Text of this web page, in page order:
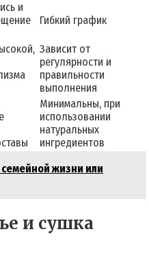
и
Гибкий график
Зависит от
регулярности и
правильности
выполнения
Минимальны, при
использовании
натуральных
ингредиентов
семейной жизни или
и сушка